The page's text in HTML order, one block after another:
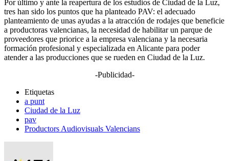
Por último y ante la reapertura de los estudios de Ciudad de la Luz,
tres han sido los puntos que ha planteado PAV: el adecuado
planteamiento de unas ayudas a la atracción de rodajes que beneficie
a productoras valencianas, la necesidad de habilitar un parque de
proveedores que priorice a la empresa valenciana y la necesaria
formación profesional y especializada en Alicante para poder
atender a las producciones que se rueden en Ciudad de la Luz.
-Publicidad-
Etiquetas
a punt
Ciudad de la Luz
pav
Productors Audiovisuals Valencians